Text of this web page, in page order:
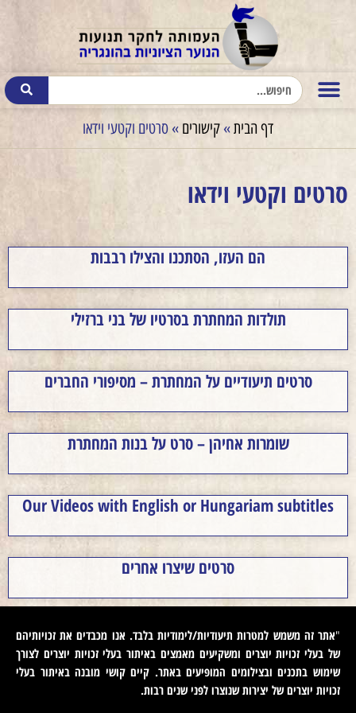
דף הבית»קישורים »סרטים וקטעי וידאו
סרטים וקטעי וידאו
הם העזו, הסתכנו והצילו רבבות
תולדות המחתרת בסרטיו של בני ברזילי
סרטים תיעודיים על המחתרת – מסיפורי החברים
שומרות אחיהן – סרט על בנות המחתרת
Our Videos with English or Hungariam subtitles
סרטים שיצרו אחרים
"אתר זה משמש למטרות תיעודיות/לימודיות בלבד. אנו מכבדים את זכויותיהם
של בעלי זכויות יוצרים ומשקיעים מאמצים באיתור בעלי זכויות יוצרים לצורך
שימוש בתכנים ובצילומים המופיעים באתר. קיים קושי מובנה באיתור בעלי
זכויות יוצרים של יצירות שנוצרו לפני שנים רבות.